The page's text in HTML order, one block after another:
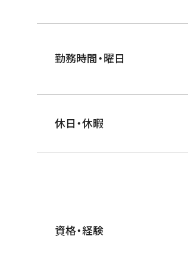
勤務時間・曜日
休日・休暇
資格・経験